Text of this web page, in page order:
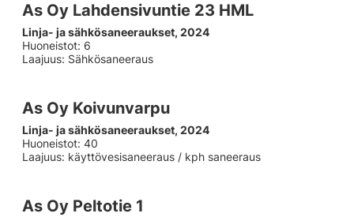
As Oy Lahdensivuntie 23 HML
Linja- ja sähkösaneeraukset, 2024
Huoneistot: 6
Laajuus: Sähkösaneeraus
As Oy Koivunvarpu
Linja- ja sähkösaneeraukset, 2024
Huoneistot: 40
Laajuus: käyttövesisaneeraus / kph saneeraus
As Oy Peltotie 1